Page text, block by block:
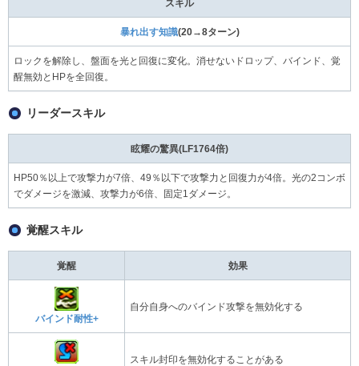
スキル
暴れ出す知識(20→8ターン)
ロックを解除し、盤面を光と回復に変化。消せないドロップ、バインド、覚
醒無効とHPを全回復。
リーダースキル
眩耀の驚異(LF1764倍)
HP50％以上で攻撃力が7倍、49％以下で攻撃力と回復力が4倍。光の2コンボ
でダメージを激減、攻撃力が6倍、固定1ダメージ。
覚醒スキル
覚醒 効果
バインド耐性+
自分自身へのバインド攻撃を無効化する
スキル封印を無効化することがある